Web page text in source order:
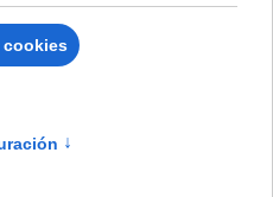
la
por la que